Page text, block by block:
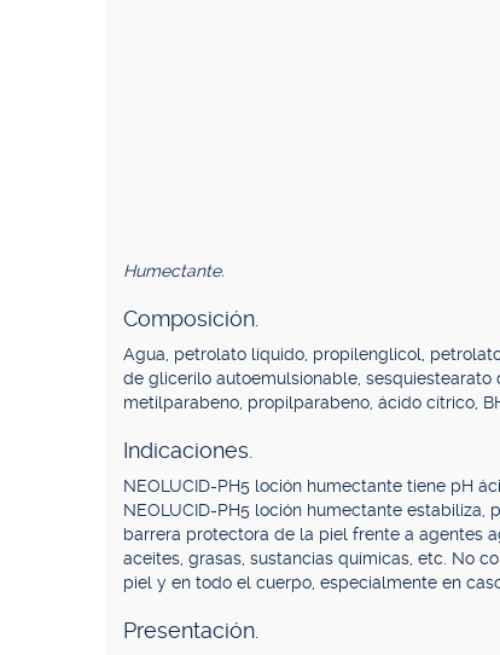
Humectante.
Composición.
Agua, petrolato líquido, propilenglicol,
de glicerilo autoemulsionable,
metilparabeno, propilparabeno, ácido cítrico,
Indicaciones.
NEOLUCID-PH5 loción humectante tiene pH
NEOLUCID-PH5 loción humectante
barrera protectora de la piel frente a agentes
aceites, grasas, sustancias químicas, etc. No
piel y en todo el cuerpo, especialmente en
Presentación.